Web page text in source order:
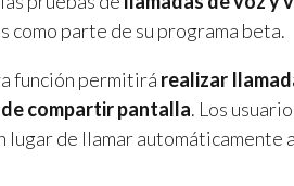
como parte de su programa beta.
función permitirá realizar
compartir pantalla. Los
lugar de llamar automáticamente